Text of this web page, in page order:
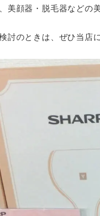
美顔器・脱毛器など
討のときは、ぜひ当店